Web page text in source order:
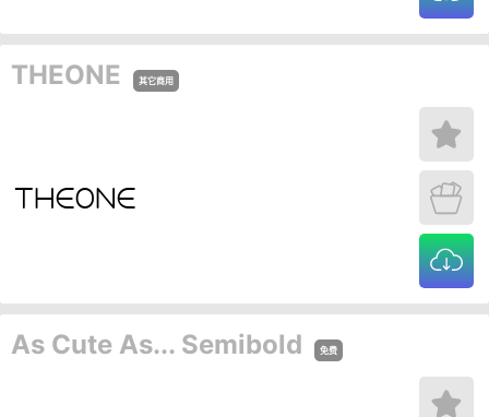
THEONE 其它商用
As Cute As... Semibold 免费